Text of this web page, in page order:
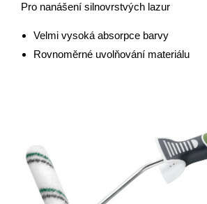
Pro nanášení silnovrstvých lazur
Velmi vysoká absorpce barvy
Rovnoměrné uvolňování materiálu